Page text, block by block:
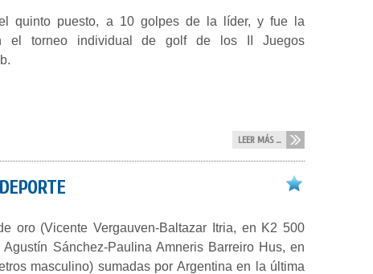
quinto puesto, a 10 golpes de la líder, y fue la
el torneo individual de golf de los II Juegos
LEER MÁS ...
oro (Vicente Vergauven-Baltazar Itria, en K2 500
Sánchez-Paulina Amneris Barreiro Hus, en
masculino) sumadas por Argentina en la última